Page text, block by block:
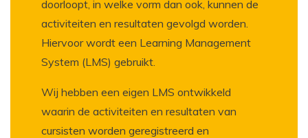
doorloopt, in welke vorm dan ook, kunnen de
activiteiten en resultaten gevolgd worden.
Hiervoor wordt een Learning Management
System (LMS) gebruikt.
Wij hebben een eigen LMS ontwikkeld
waarin de activiteiten en resultaten van
cursisten worden geregistreerd en